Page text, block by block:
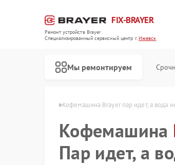
FIX-BRAYER
Ремонт устройств Brayer
Специализированный cервисный центр г.Ижевск
Мы ремонтируем
Brayer в Ижевске Кофемашина Brayer пар идет, а вода
Кофемашина
Пар идет, а